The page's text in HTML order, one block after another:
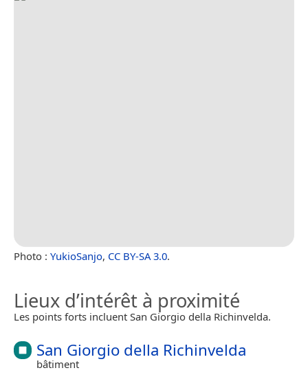
Photo : YukioSanjo, CC BY-SA 3.0.
Lieux d’intérêt à proximité
Les points forts incluent San Giorgio della Richinvelda.
San Giorgio della Richinvelda
bâtiment